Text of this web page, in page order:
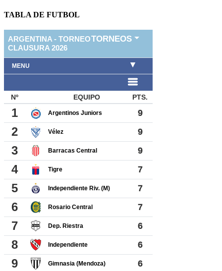
TABLA DE FUTBOL